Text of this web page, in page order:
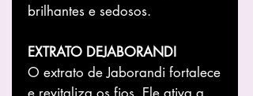
brilhantes e sedosos.
EXTRATO DEJABORANDI
O extrato de Jaborandi fortalece